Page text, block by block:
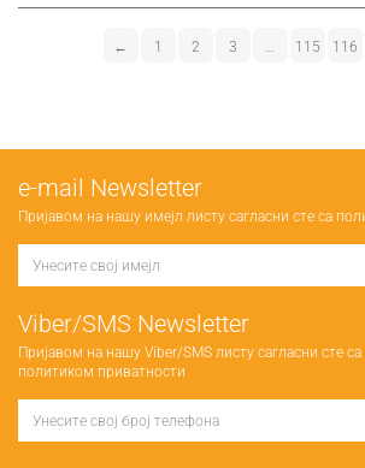
← 1 2 3 115 116
е-mail Newsletter
Пријавом на нашу имејл листу сагласни сте са
Viber/SMS Newsletter
Пријавом на нашу Viber/SMS листу сагласни сте са
политиком приватности